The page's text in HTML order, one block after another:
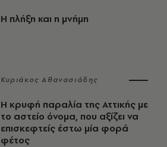
Η πλήξη και η μνήμη
Κυριάκος Αθανασιάδης
Η κρυφή παραλία της Αττικής με
το αστείο όνομα, που αξίζει να
επισκεφτείς έστω μία φορά
φέτος